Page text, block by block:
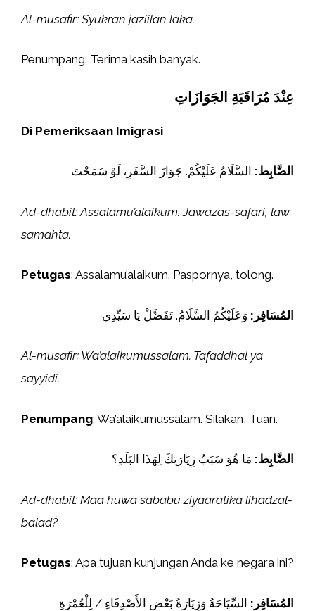
Al-musafir: Syukran jaziilan laka.
Penumpang: Terima kasih banyak.
عِنْدَ مُرَاقَبَةِ الجَوَازَاتِ
Di Pemeriksaan Imigrasi
الضَّابِط: السَّلَامُ عَلَيْكُمْ. جَوَازَ السَّفَرِ، لَوْ سَمَحْتَ
Ad-dhabit: Assalamu’alaikum. Jawazas-safari, law
samahta.
Petugas: Assalamu’alaikum. Paspornya, tolong.
المُسَافِر: وَعَلَيْكُمُ السَّلَامُ. تَفَضَّلْ يَا سَيِّدِي
Al-musafir: Wa’alaikumussalam. Tafaddhal ya
sayyidi.
Penumpang: Wa’alaikumussalam. Silakan, Tuan.
الضَّابِط: مَا هُوَ سَبَبُ زِيَارَتِكَ لِهَذَا البَلَدِ؟
Ad-dhabit: Maa huwa sababu ziyaaratika lihadzal-
balad?
Petugas: Apa tujuan kunjungan Anda ke negara ini?
المُسَافِر: السِّيَاحَةُ وَزِيَارَةُ بَعْضِ الأَصْدِقَاءِ / لِلْعُمْرَةِ